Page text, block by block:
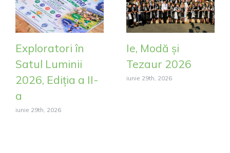
Exploratori în
Satul Luminii
2026, Ediția a II-
a
iunie 29th, 2026
Ie, Modă și
Tezaur 2026
iunie 29th, 2026